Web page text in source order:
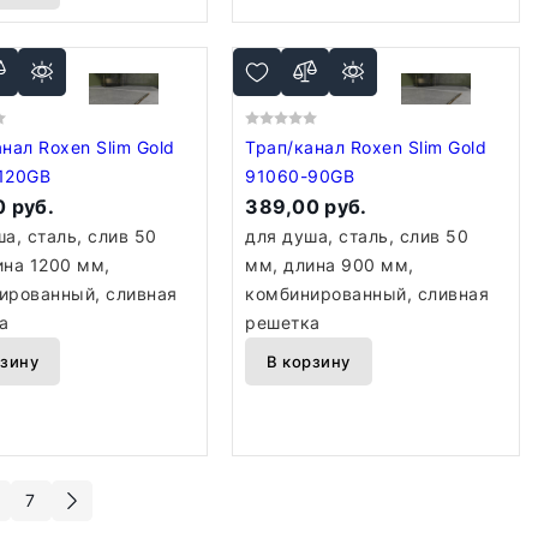
Roxen Slim Gold
руб.
сталь, слив 50
1200 мм,
сливная
Трап/канал Roxen Slim Gold
91060-90GB
389,00 руб.
для душа, сталь, слив 50
мм, длина 900 мм,
комбинированный, сливная
решетка
В корзину
7